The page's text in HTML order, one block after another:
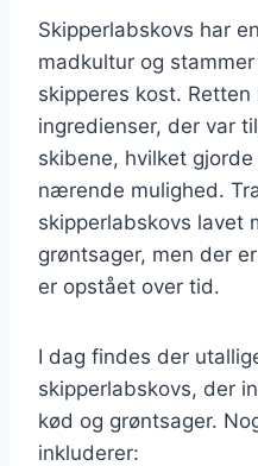
Skipperlabskovs har
madkultur og
skipperes kost.
ingredienser, der var
skibene, hvilket
nærende mulighed.
skipperlabskovs lavet
grøntsager, men der
er opstået over tid.
I dag findes der
skipperlabskovs, der
kød og grøntsager.
inkluderer: